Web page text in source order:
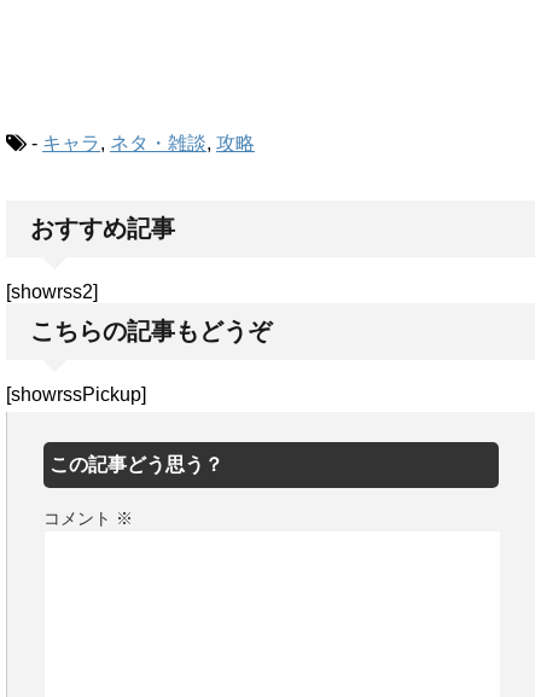
- キャラ, ネタ・雑談, 攻略
おすすめ記事
[showrss2]
こちらの記事もどうぞ
[showrssPickup]
この記事どう思う？
コメント ※